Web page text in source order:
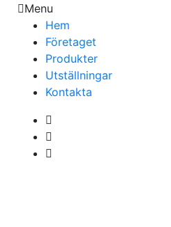
Menu
Hem
Företaget
Produkter
Utställningar
Kontakta